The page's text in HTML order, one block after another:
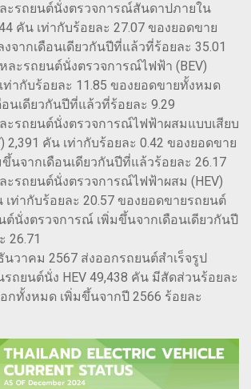
ะรถยนต์นั่งตรวจการณ์สันดาปภายใน
คัน เท่ากับร้อยละ 27.07 ของยอดขาย
จากเดือนเดียวกันปีที่แล้วที่ร้อยละ 35.01
ละรถยนต์นั่งตรวจการณ์ไฟฟ้า (BEV)
ท่ากับร้อยละ 11.85 ของยอดขายทั้งหมด
อนเดียวกันปีที่แล้วที่ร้อยละ 9.29
ะรถยนต์นั่งตรวจการณ์ไฟฟ้าผสมแบบเสียบ
2,391 คัน เท่ากับร้อยละ 0.42 ของยอดขาย
นจากเดือนเดียวกันปีที่แล้วร้อยละ 26.17
ะรถยนต์นั่งตรวจการณ์ไฟฟ้าผสม (HEV)
เท่ากับร้อยละ 20.57 ของยอดขายรถยนต์
ต์นั่งตรวจการณ์ เพิ่มขึ้นจากเดือนเดียวกันปี
26.71
วาคม 2567 ส่งออกรถยนต์สำเร็จรูป
รถยนต์นั่ง HEV 49,438 คัน มีสัดส่วนร้อยละ
กทั้งหมด เพิ่มขึ้นจากปี 2566 ร้อยละ